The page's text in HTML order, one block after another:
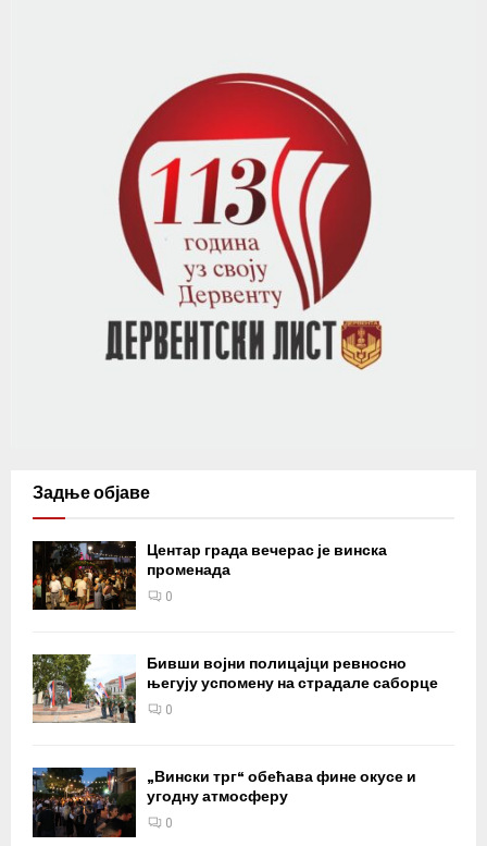
Задње објаве
Центар града вечерас је винска
променада
0
Бивши војни полицајци ревносно
његују успомену на страдале саборце
0
„Вински трг“ обећава фине окусе и
угодну атмосферу
0